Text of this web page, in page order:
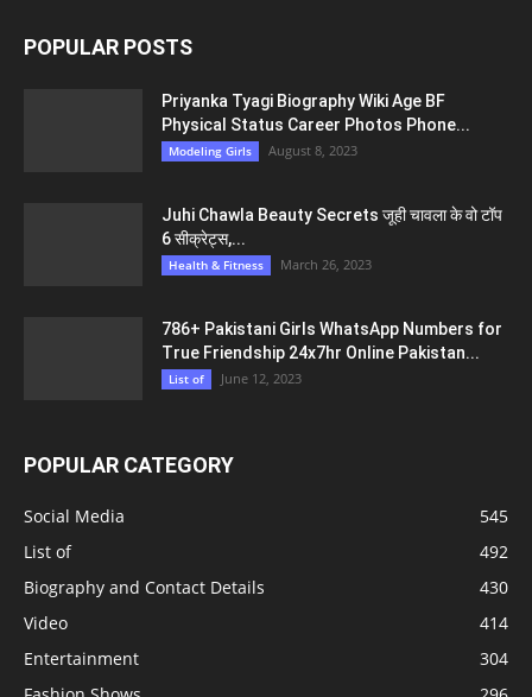
POPULAR POSTS
Priyanka Tyagi Biography Wiki Age BF
Physical Status Career Photos Phone...
Modeling Girls August 8, 2023
Juhi Chawla Beauty Secrets जूही चावला के वो टॉप
6 सीक्रेट्स,...
Health & Fitness March 26, 2023
786+ Pakistani Girls WhatsApp Numbers for
True Friendship 24x7hr Online Pakistan...
List of June 12, 2023
POPULAR CATEGORY
Social Media
545
List of
492
Biography and Contact Details
430
Video
414
Entertainment
304